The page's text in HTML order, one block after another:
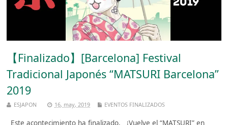
【Finalizado】[Barcelona] Festival
Tradicional Japonés “MATSURI Barcelona”
2019
ESJAPON 16, may, 2019 EVENTOS FINALIZADOS
Este acontecimiento ha finalizado. ¡Vuelve el “MATSURI” en